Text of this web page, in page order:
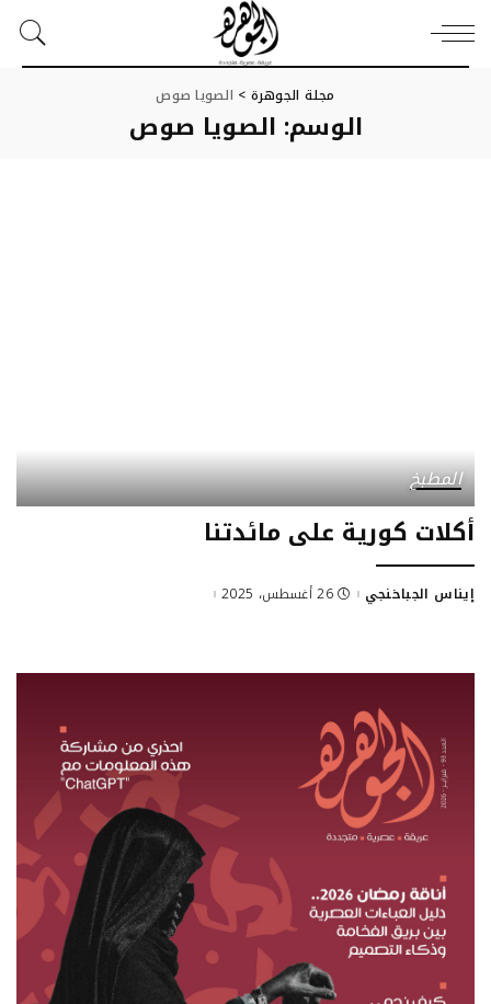
مجلة الجوهرة > الصويا صوص
الوسم: الصويا صوص
المطبخ
أكلات كورية على مائدتنا
إيناس الجباخنجي 26 أغسطس، 2025